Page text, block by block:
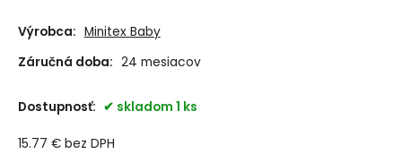
Výrobca: Minitex Baby
Záručná doba: 24 mesiacov
Dostupnosť: skladom 1 ks
15.77 € bez DPH